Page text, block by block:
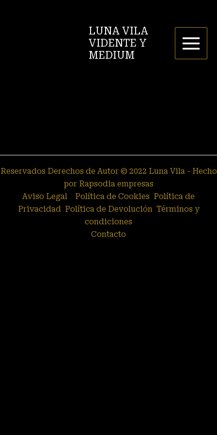
LUNA VILA
VIDENTE Y
MEDIUM
Reservados Derechos de Autor © 2022 Luna Vila - Hecho
por Rapsodia empresas
Aviso Legal
Política de Cookies Política de
Privacidad Política de Devolución Términos y
condiciones
Contacto